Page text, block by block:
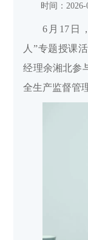
时间：
6月17日
人”专题授课
经理余湘北参
全生产监督管